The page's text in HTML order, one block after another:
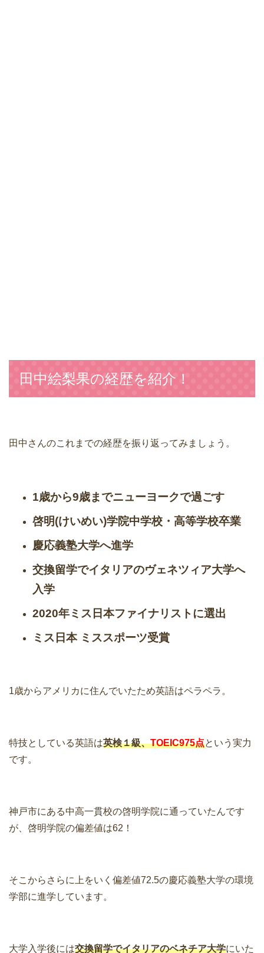
田中絵梨果の経歴を紹介！
田中さんのこれまでの経歴を振り返ってみましょう。
1歳から9歳までニューヨークで過ごす
啓明(けいめい)学院中学校・高等学校卒業
慶応義塾大学へ進学
交換留学でイタリアのヴェネツィア大学へ
入学
2020年ミス日本ファイナリストに選出
ミス日本 ミススポーツ受賞
1歳からアメリカに住んでいたため英語はペラペラ。
特技としている英語は英検１級、TOEIC975点という実力
です。
神戸市にある中高一貫校の啓明学院に通っていたんです
が、啓明学院の偏差値は62！
そこからさらに上をいく偏差値72.5の慶応義塾大学の環境
学部に進学しています。
大学入学後には交換留学でイタリアのベネチア大学にいた